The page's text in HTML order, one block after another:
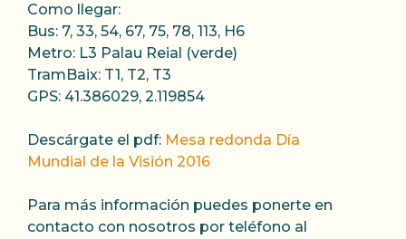
Como llegar:
Bus: 7, 33, 54, 67, 75, 78, 113, H6
Metro: L3 Palau Reial (verde)
TramBaix: T1, T2, T3
GPS: 41.386029, 2.119854
Descárgate el pdf: Mesa redonda Día
Mundial de la Visión 2016
Para más información puedes ponerte en
contacto con nosotros por teléfono al